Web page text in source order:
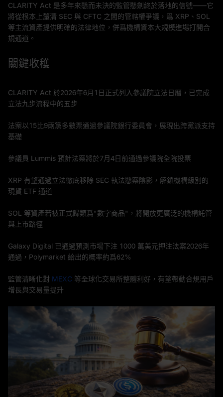
CLARITY Act 是多年來懸而未決的監管懸劍終於落地的信號——它
將從根本上釐清 SEC 與 CFTC 之間的管轄權爭議，爲 XRP、SOL
等主流資產提供明確的法律地位，併爲機構資本大規模進場打開合
規通道。
關鍵收穫
CLARITY Act 於2026年6月1日正式列入參議院立法日曆，已完成
立法九步流程中的五步
法案以15比9兩黨多數票通過參議院銀行委員會，展現出跨黨派支持
基礎
參議員 Lummis 預計法案將於7月4日前通過參議院全院投票
XRP 有望通過立法徹底移除 SEC 執法懸案陰影，解鎖機構級別的
現貨 ETF 通道
SOL 等資產若被正式歸類爲"數字商品"，將開放更廣泛的機構託管
與上市路徑
Galaxy Digital 已通過預測市場下注 1000 萬美元押注法案2026年
通過，Polymarket 給出的概率約爲62%
監管清晰化對 MEXC 等全球化交易所整體利好，有望帶動合規用戶
增長與交易量提升